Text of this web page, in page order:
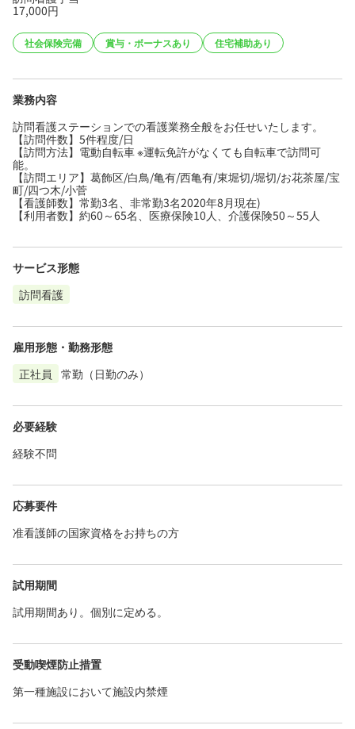
17,000円
社会保険完備 賞与・ボーナスあり 住宅補助あり
業務内容
訪問看護ステーションでの看護業務全般をお任せいたします。
【訪問件数】5件程度/日
【訪問方法】電動自転車 ※運転免許がなくても自転車で訪問可
能。
【訪問エリア】葛飾区/白鳥/亀有/西亀有/東堀切/堀切/お花茶屋/宝
町/四つ木/小菅
【看護師数】常勤3名、非常勤3名2020年8月現在)
【利用者数】約60～65名、医療保険10人、介護保険50～55人
サービス形態
訪問看護
雇用形態・勤務形態
正社員
常勤（日勤のみ）
必要経験
経験不問
応募要件
准看護師の国家資格をお持ちの方
試用期間
試用期間あり。個別に定める。
受動喫煙防止措置
第一種施設において施設内禁煙